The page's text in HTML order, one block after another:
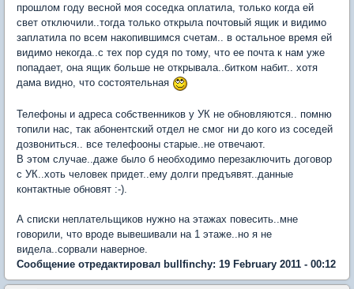
прошлом году весной моя соседка оплатила, только когда ей
свет отключили..тогда только открыла почтовый ящик и видимо
заплатила по всем накопившимся счетам.. в остальное время ей
видимо некогда..с тех пор судя по тому, что ее почта к нам уже
попадает, она ящик больше не открывала..битком набит.. хотя
дама видно, что состоятельная
Телефоны и адреса собственников у УК не обновляются.. помню
топили нас, так абонентский отдел не смог ни до кого из соседей
дозвониться.. все телефооны старые..не отвечают.
В этом случае..даже было б необходимо перезаключить договор
с УК..хоть человек придет..ему долги предъявят..данные
контактные обновят :-).
А списки неплательщиков нужно на этажах повесить..мне
говорили, что вроде вывешивали на 1 этаже..но я не
видела..сорвали наверное.
Сообщение отредактировал bullfinchy: 19 February 2011 - 00:12